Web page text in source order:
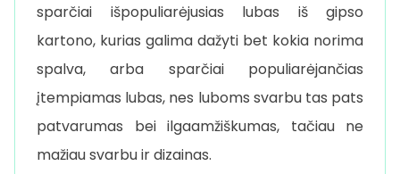
sparčiai išpopuliarėjusias lubas iš gipso
kartono, kurias galima dažyti bet kokia norima
spalva, arba sparčiai populiarėjančias
įtempiamas lubas, nes luboms svarbu tas pats
patvarumas bei ilgaamžiškumas, tačiau ne
mažiau svarbu ir dizainas.